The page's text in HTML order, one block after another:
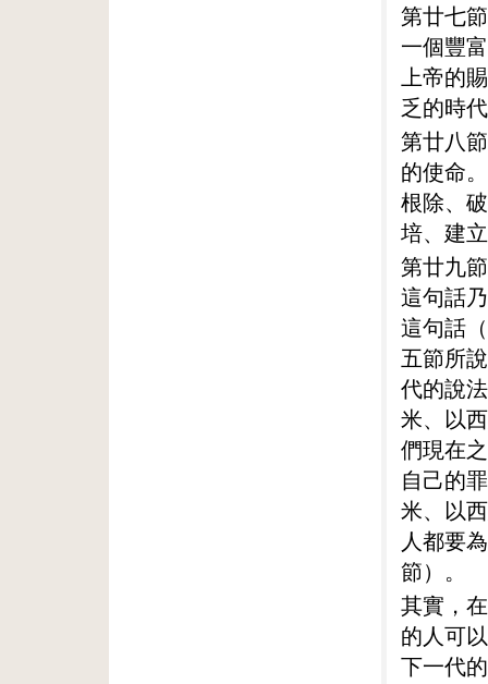
第廿七
一個豐
上帝的
乏的時
第廿八
的使命
根除、
培、建
第廿九
這句話
這句話
五節所
代的說
米、以
們現在
自己的
米、以
人都要
節）。
其實，
的人可
下一代